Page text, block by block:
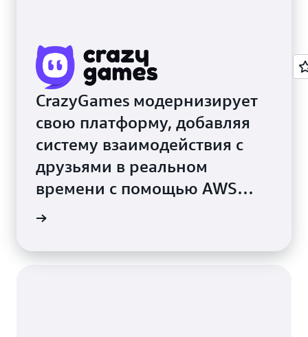
CrazyGames модернизирует
свою платформу, добавляя
систему взаимодействия с
друзьями в реальном
времени с помощью AWS
AppSync